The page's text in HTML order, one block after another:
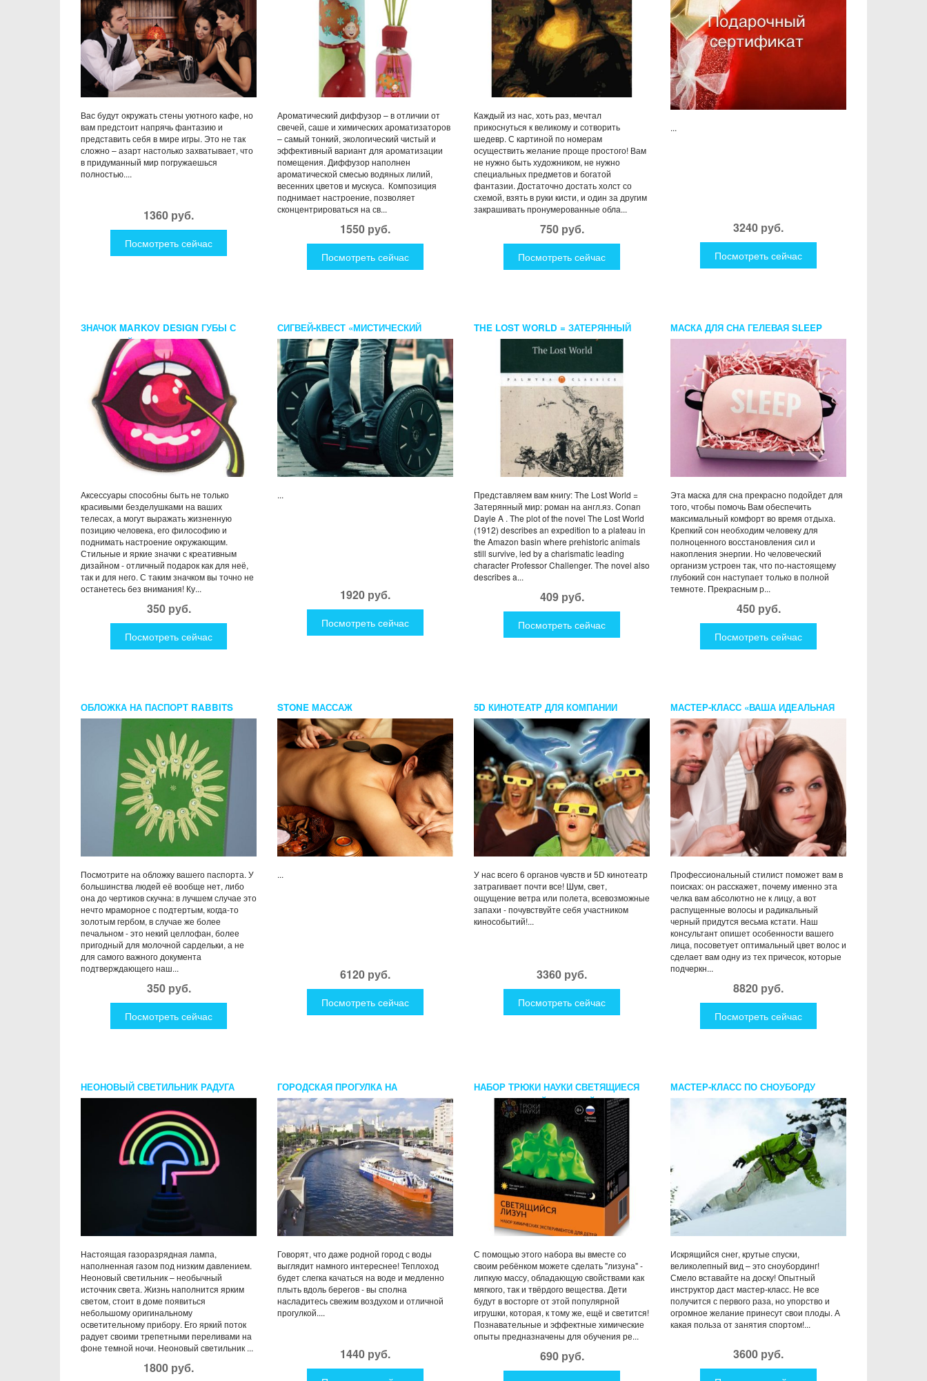
Вас будут окружать стены уютного кафе, но
вам предстоит напрячь фантазию и
представить себя в мире игры. Это не так
сложно – азарт настолько захватывает, что
в придуманный мир погружаешься
полностью....
1360 руб.
Посмотреть сейчас
Ароматический диффузор – в отличии от
свечей, саше и химических ароматизаторов
– самый тонкий, экологический чистый и
эффективный вариант для ароматизации
помещения. Диффузор наполнен
ароматической смесью водяных лилий,
весенних цветов и мускуса. Композиция
поднимает настроение, позволяет
сконцентрироваться на св...
1550 руб.
Посмотреть сейчас
Каждый из нас, хоть раз, мечтал
прикоснуться к великому и сотворить
шедевр. С картиной по номерам
осуществить желание проще простого! Вам
не нужно быть художником, не нужно
специальных предметов и богатой
фантазии. Достаточно достать холст со
схемой, взять в руки кисти, и один за другим
закрашивать пронумерованные обла...
750 руб.
Посмотреть сейчас
...
3240 руб.
Посмотреть сейчас
ЗНАЧОК MARKOV DESIGN ГУБЫ С
ВИШЕНКОЙ
Аксессуары способны быть не только
красивыми безделушками на ваших
телесах, а могут выражать жизненную
позицию человека, его философию и
поднимать настроение окружающим.
Стильные и яркие значки с креативным
дизайном - отличный подарок как для неё,
так и для него. С таким значком вы точно не
останетесь без внимания! Ку...
350 руб.
Посмотреть сейчас
СИГВЕЙ-КВЕСТ «МИСТИЧЕСКИЙ
ПЕТЕРБУРГ»
...
1920 руб.
Посмотреть сейчас
THE LOST WORLD = ЗАТЕРЯННЫЙ
МИР: РОМАН НА АНГЛ.ЯЗ. CONAN
Представляем вам книгу: The Lost World =
Затерянный мир: роман на англ.яз. Conan
Dayle A . The plot of the novel The Lost World
(1912) describes an expedition to a plateau in
the Amazon basin where prehistoric animals
still survive, led by a charismatic leading
character Professor Challenger. The novel also
describes a...
409 руб.
Посмотреть сейчас
МАСКА ДЛЯ СНА ГЕЛЕВАЯ SLEEP
Эта маска для сна прекрасно подойдет для
того, чтобы помочь Вам обеспечить
максимальный комфорт во время отдыха.
Крепкий сон необходим человеку для
полноценного восстановления сил и
накопления энергии. Но человеческий
организм устроен так, что по-настоящему
глубокий сон наступает только в полной
темноте. Прекрасным р...
450 руб.
Посмотреть сейчас
ОБЛОЖКА НА ПАСПОРТ RABBITS
Посмотрите на обложку вашего паспорта. У
большинства людей её вообще нет, либо
она до чертиков скучна: в лучшем случае это
нечто мраморное с подтертым, когда-то
золотым гербом, в случае же более
печальном - это некий целлофан, более
пригодный для молочной сардельки, а не
для самого важного документа
подтверждающего наш...
350 руб.
Посмотреть сейчас
STONE МАССАЖ
...
6120 руб.
Посмотреть сейчас
5D КИНОТЕАТР ДЛЯ КОМПАНИИ
У нас всего 6 органов чувств и 5D кинотеатр
затрагивает почти все! Шум, свет,
ощущение ветра или полета, всевозможные
запахи - почувствуйте себя участником
кинособытий!...
3360 руб.
Посмотреть сейчас
МАСТЕР-КЛАСС «ВАША ИДЕАЛЬНАЯ
ПРИЧЕСКА»
Профессиональный стилист поможет вам в
поисках: он расскажет, почему именно эта
челка вам абсолютно не к лицу, а вот
распущенные волосы и радикальный
черный придутся весьма кстати. Наш
консультант опишет особенности вашего
лица, посоветует оптимальный цвет волос и
сделает вам одну из тех причесок, которые
подчеркн...
8820 руб.
Посмотреть сейчас
НЕОНОВЫЙ СВЕТИЛЬНИК РАДУГА
Настоящая газоразрядная лампа,
наполненная газом под низким давлением.
Неоновый светильник – необычный
источник света. Жизнь наполнится ярким
светом, стоит в доме появиться
небольшому оригинальному
осветительному прибору. Его яркий поток
радует своими трепетными переливами на
фоне темной ночи. Неоновый светильник ...
1800 руб.
ГОРОДСКАЯ ПРОГУЛКА НА
ТЕПЛОХОДЕ ДЛЯ СЕМЬИ
Говорят, что даже родной город с воды
выглядит намного интереснее! Теплоход
будет слегка качаться на воде и медленно
плыть вдоль берегов - вы сполна
насладитесь свежим воздухом и отличной
прогулкой....
1440 руб.
НАБОР ТРЮКИ НАУКИ СВЕТЯЩИЕСЯ
ЛИЗУН ЖЕЛТЫЙ ЗЕЛЕНЫЙ
С помощью этого набора вы вместе со
своим ребёнком можете сделать "лизуна" -
липкую массу, обладающую свойствами как
мягкого, так и твёрдого вещества. Дети
будут в восторге от этой популярной
игрушки, которая, к тому же, ещё и светится!
Познавательные и эффектные химические
опыты предназначены для обучения ре...
690 руб.
МАСТЕР-КЛАСС ПО СНОУБОРДУ
Искрящийся снег, крутые спуски,
великолепный вид – это сноубординг!
Смело вставайте на доску! Опытный
инструктор даст мастер-класс. Не все
получится с первого раза, но упорство и
огромное желание принесут свои плоды. А
какая польза от занятия спортом!...
3600 руб.